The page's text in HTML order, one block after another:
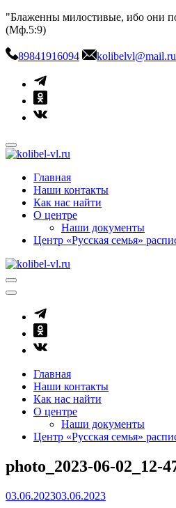
Skip
to
"Блаженны милостивые, ибо они
(Мф.5:9)
89841916094 kolibelvl@mail.ru
kolibel-vl.ru
Центр защиты семьи, материнства и
Главная
Наши контакты
Как нас найти
О центре
Наши документы
Центр «Русская семья»
Главная
Наши контакты
Как нас найти
О центре
Наши документы
Центр «Русская семья»
photo_2023-06-02_12-
03.06.202303.06.2023